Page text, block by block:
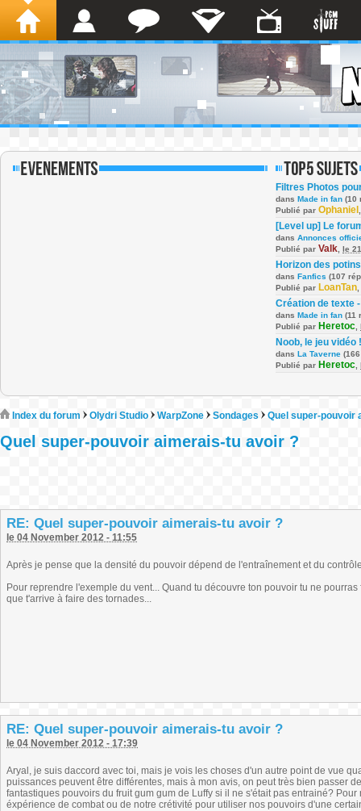
Filtres Photos
dans Made in fan (10
Publié par Ophaniel
[Level up] Le
dans Annonces
Publié par Valk le
Horizon des potins
dans Fanfics (107
Publié par LoanTan
Création de texte
dans Made in fan (11
Publié par Heretoc
Noob, le jeu vidéo !
dans La Taverne
Publié par Heretoc
Index du forum Olydri Studio WarpZone Sondages Quel super-pouvoir
Quel super-pouvoir aimerais-tu avoir ?
RE: Quel super-pouvoir aimerais-tu avoir ?
le 04 November 2012 - 11:55
Après je pense que la densité du pouvoir dépend de l'entraînement et du
Pour reprendre l'exemple du vent... Quand tu découvre ton pouvoir tu ne
que t'arrive à faire des tornades...
RE: Quel super-pouvoir aimerais-tu avoir ?
le 04 November 2012 - 17:39
Aryal, je suis daccord avec toi, mais je vois les choses d'un autre point de vue
puissances peuvent être différentes, mais à mon avis, on peut très bien passer
fantastiques pouvoirs du fruit gum gum de Luffy si il ne s'était pas entrainé?
éxpérience de combat ou de notre crétivité pour utiliser nos pouvoirs d'une